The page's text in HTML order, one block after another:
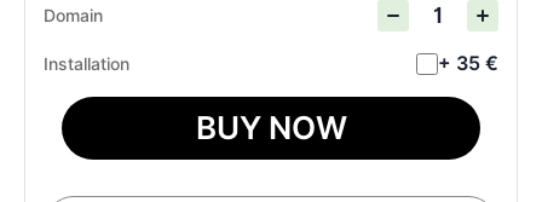
Domain
Installation + 35 €
BUY NOW